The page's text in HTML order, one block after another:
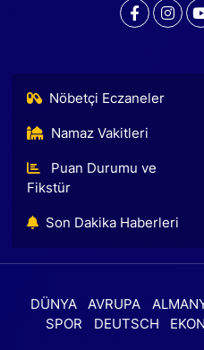
Nöbetçi Eczaneler
Namaz Vakitleri
Puan Durumu ve
Fikstür
Son Dakika Haberleri
DÜNYA AVRUPA
SPOR
DEUTSCH